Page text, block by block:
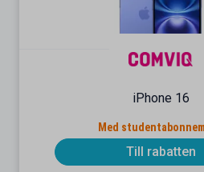
iPhone 16
Med
Till rabatten